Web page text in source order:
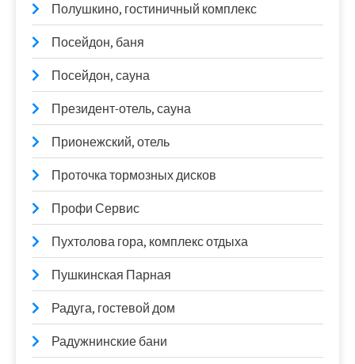
Полушкино, гостиничный комплекс
Посейдон, баня
Посейдон, сауна
Президент-отель, сауна
Прионежский, отель
Проточка тормозных дисков
Профи Сервис
Пухтолова гора, комплекс отдыха
Пушкинская Парная
Радуга, гостевой дом
Радужнинские бани